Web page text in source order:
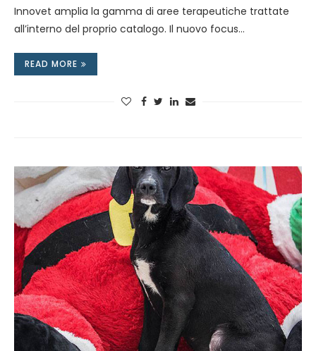
Innovet amplia la gamma di aree terapeutiche trattate
all’interno del proprio catalogo. Il nuovo focus…
READ MORE